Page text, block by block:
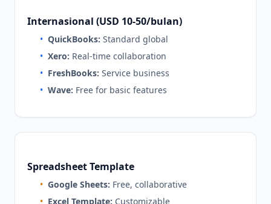
Internasional (USD 10-50/bulan)
• QuickBooks: Standard global
• Xero: Real-time collaboration
• FreshBooks: Service business
• Wave: Free for basic features
Spreadsheet Template
• Google Sheets: Free, collaborative
• Excel Template: Customizable